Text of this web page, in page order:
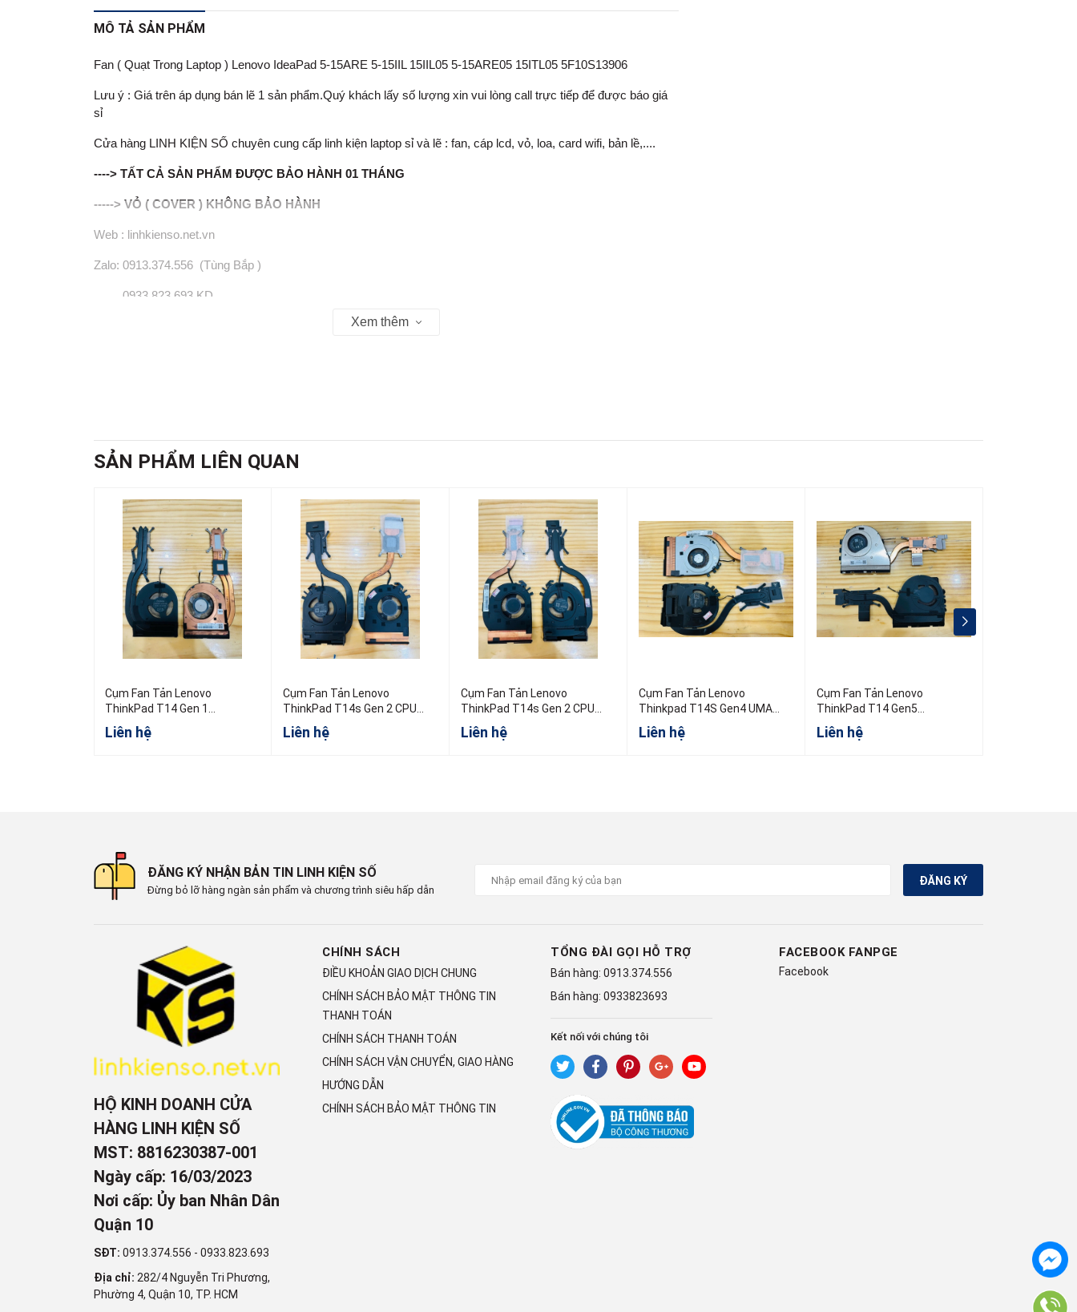
MÔ TẢ SẢN PHẨM
Fan ( Quạt Trong Laptop ) Lenovo IdeaPad 5-15ARE 5-15IIL 15IIL05 5-15ARE05 15ITL05 5F10S13906
Lưu ý : Giá trên áp dụng bán lẽ 1 sản phẩm.Quý khách lấy số lượng xin vui lòng call trực tiếp để được báo giá
sỉ
Cửa hàng LINH KIỆN SỐ chuyên cung cấp linh kiện laptop sỉ và lẽ : fan, cáp lcd, vỏ, loa, card wifi, bản lề,....
----> TẤT CẢ SẢN PHẨM ĐƯỢC BẢO HÀNH 01 THÁNG
-----> VỎ ( COVER ) KHÔNG BẢO HÀNH
Web : linhkienso.net.vn
Zalo: 0913.374.556 (Tùng Bắp )
0933.823.693 KD
Xem thêm
SẢN PHẨM LIÊN QUAN
Cụm Fan Tản Lenovo
ThinkPad T14 Gen 1
5H40W36698 5H40W36699
5H40W36700
Liên hệ
Cụm Fan Tản Lenovo
ThinkPad T14s Gen 2 CPU
AMD
Liên hệ
Cụm Fan Tản Lenovo
ThinkPad T14s Gen 2 CPU
Intel
Liên hệ
Cụm Fan Tản Lenovo
Thinkpad T14S Gen4 UMA
5H41B77380
Liên hệ
Cụm Fan Tản Lenovo
ThinkPad T14 Gen5
5H41B77451
Liên hệ
ĐĂNG KÝ NHẬN BẢN TIN LINH KIỆN SỐ
Đừng bỏ lỡ hàng ngàn sản phẩm và chương trình siêu hấp dẫn
ĐĂNG KÝ
HỘ KINH DOANH CỬA
HÀNG LINH KIỆN SỐ
MST: 8816230387-001
Ngày cấp: 16/03/2023
Nơi cấp: Ủy ban Nhân Dân
Quận 10
SĐT: 0913.374.556 - 0933.823.693
Địa chỉ: 282/4 Nguyễn Tri Phương,
Phường 4, Quận 10, TP. HCM
CHÍNH SÁCH
ĐIỀU KHOẢN GIAO DỊCH CHUNG
CHÍNH SÁCH BẢO MẬT THÔNG TIN
THANH TOÁN
CHÍNH SÁCH THANH TOÁN
CHÍNH SÁCH VẬN CHUYỂN, GIAO HÀNG
HƯỚNG DẪN
CHÍNH SÁCH BẢO MẬT THÔNG TIN
TỔNG ĐÀI GỌI HỖ TRỢ
Bán hàng: 0913.374.556
Bán hàng: 0933823693
Kết nối với chúng tôi
FACEBOOK FANPGE
Facebook